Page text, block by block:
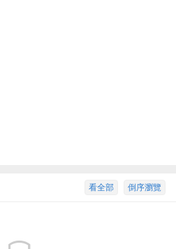
倒序瀏覽
看全部